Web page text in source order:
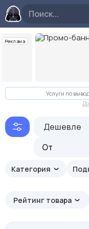
Реклама
Слайд 2 из 10
Услуги по
Дешевле
От
Категория
Рейтинг товара